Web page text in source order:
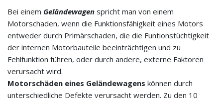
Bei einem Geländewagen spricht man von einem
Motorschaden, wenn die Funktionsfähigkeit eines Motors
entweder durch Primärschaden, die die Funtionstüchtigkeit
der internen Motorbauteile beeinträchtigen und zu
Fehlfunktion führen, oder durch andere, externe Faktoren
verursacht wird.
Motorschäden eines Geländewagens können durch
unterschiedliche Defekte verursacht werden. Zu den 10